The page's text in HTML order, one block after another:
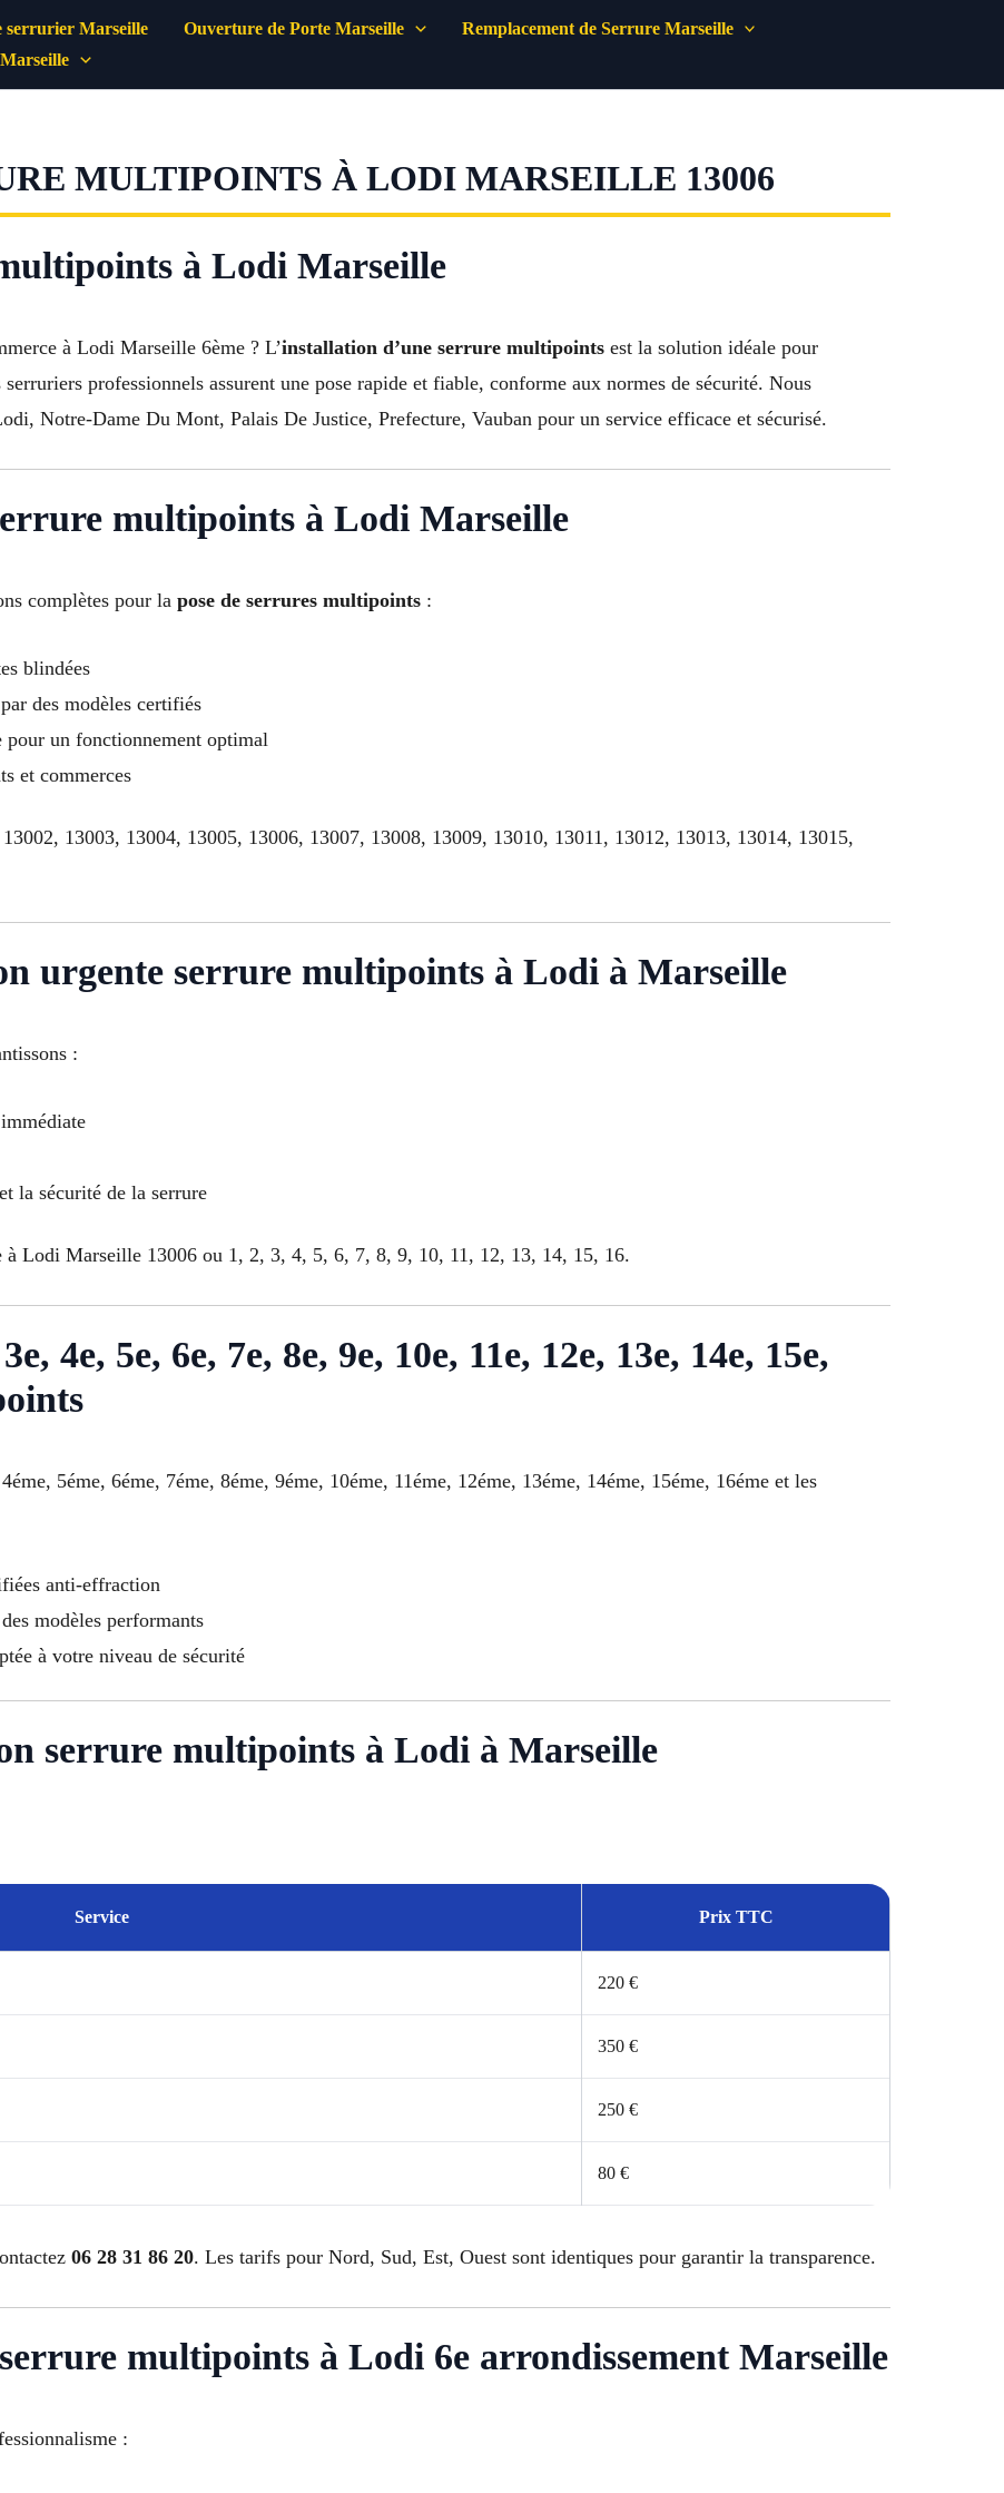
serrurier Marseille Ouverture de Porte Marseille
Remplacement de Serrure Marseille
MULTIPOINTS À LODI MARSEILLE 13006
à Lodi Marseille
à Lodi Marseille 6ème ? L’installation d’une serrure multipoints est la solution idéale pour
professionnels assurent une pose rapide et fiable, conforme aux normes de sécurité. Nous
Notre-Dame Du Mont, Palais De Justice, Prefecture, Vauban pour un service efficace et sécurisé.
multipoints à Lodi Marseille
complètes pour la pose de serrures multipoints :
blindées
des modèles certifiés
un fonctionnement optimal
et commerces
13003, 13004, 13005, 13006, 13007, 13008, 13009, 13010, 13011, 13012, 13013, 13014, 13015,
urgente serrure multipoints à Lodi à Marseille
:
la sécurité de la serrure
à Lodi Marseille 13006 ou 1, 2, 3, 4, 5, 6, 7, 8, 9, 10, 11, 12, 13, 14, 15, 16.
4e, 5e, 6e, 7e, 8e, 9e, 10e, 11e, 12e, 13e, 14e, 15e,
5éme, 6éme, 7éme, 8éme, 9éme, 10éme, 11éme, 12éme, 13éme, 14éme, 15éme, 16éme et les
anti-effraction
modèles performants
à votre niveau de sécurité
serrure multipoints à Lodi à Marseille
Service Prix TTC
220 €
350 €
250 €
80 €
06 28 31 86 20. Les tarifs pour Nord, Sud, Est, Ouest sont identiques pour garantir la transparence.
multipoints à Lodi 6e arrondissement Marseille
: